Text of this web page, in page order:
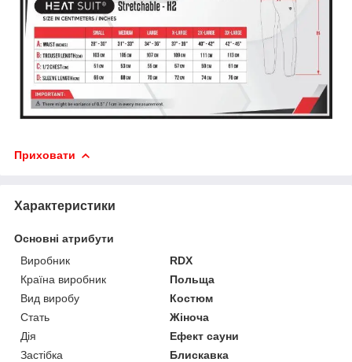
Приховати
Характеристики
Основні атрибути
Виробник
RDX
Країна виробник
Польща
Вид виробу
Костюм
Стать
Жіноча
Дія
Ефект сауни
Застібка
Блискавка